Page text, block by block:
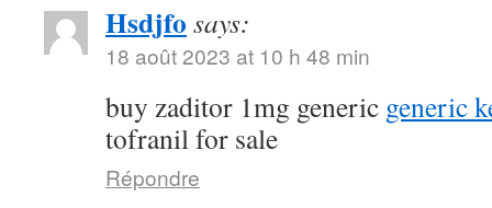
Hsdjfo says:
18 août 2023 at 10 h 48 min
buy zaditor 1mg generic generic
tofranil for sale
Répondre